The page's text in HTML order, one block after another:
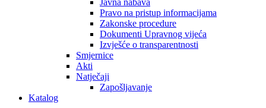
Pravo na pristup informacijama
Zakonske procedure
Dokumenti Upravnog vijeća
Izvješće o transparentnosti
Smjernice
Akti
Natječaji
Zapošljavanje
Katalog